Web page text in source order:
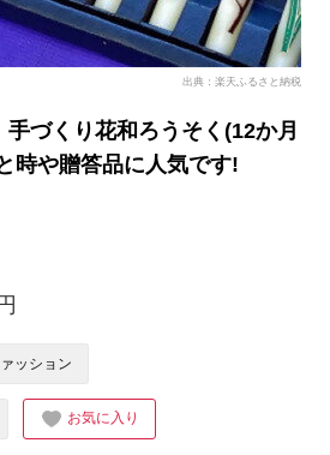
出典：楽天ふるさと納税
手づくり花和ろうそく(12か月
や贈答品に人気です!
円
ッション
お気に入り